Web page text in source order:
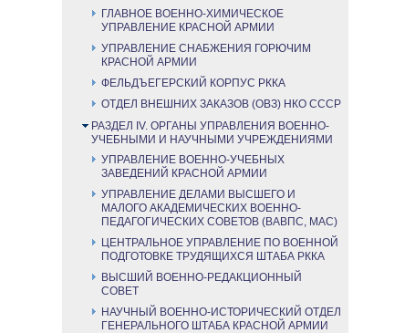
ГЛАВНОЕ ВОЕННО-ХИМИЧЕСКОЕ
УПРАВЛЕНИЕ КРАСНОЙ АРМИИ
УПРАВЛЕНИЕ СНАБЖЕНИЯ ГОРЮЧИМ
КРАСНОЙ АРМИИ
ФЕЛЬДЪЕГЕРСКИЙ КОРПУС РККА
ОТДЕЛ ВНЕШНИХ ЗАКАЗОВ (ОВЗ) НКО СССР
РАЗДЕЛ IV. ОРГАНЫ УПРАВЛЕНИЯ ВОЕННО-
УЧЕБНЫМИ И НАУЧНЫМИ УЧРЕЖДЕНИЯМИ
УПРАВЛЕНИЕ ВОЕННО-УЧЕБНЫХ
ЗАВЕДЕНИЙ КРАСНОЙ АРМИИ
УПРАВЛЕНИЕ ДЕЛАМИ ВЫСШЕГО И
МАЛОГО АКАДЕМИЧЕСКИХ ВОЕННО-
ПЕДАГОГИЧЕСКИХ СОВЕТОВ (ВАВПС, МАС)
ЦЕНТРАЛЬНОЕ УПРАВЛЕНИЕ ПО ВОЕННОЙ
ПОДГОТОВКЕ ТРУДЯЩИХСЯ ШТАБА РККА
ВЫСШИЙ ВОЕННО-РЕДАКЦИОННЫЙ
СОВЕТ
НАУЧНЫЙ ВОЕННО-ИСТОРИЧЕСКИЙ ОТДЕЛ
ГЕНЕРАЛЬНОГО ШТАБА КРАСНОЙ АРМИИ